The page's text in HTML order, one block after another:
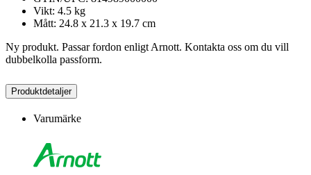
Vikt: 4.5 kg
Mått: 24.8 x 21.3 x 19.7 cm
Ny produkt. Passar fordon enligt Arnott. Kontakta oss om du vill
dubbelkolla passform.
Produktdetaljer
Varumärke